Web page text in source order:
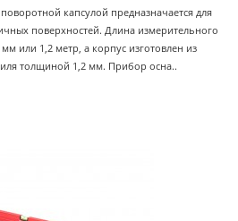
капсулой предназначается для
поверхностей. Длина измерительного
или 1,2 метр, а корпус изготовлен из
толщиной 1,2 мм. Прибор осна..